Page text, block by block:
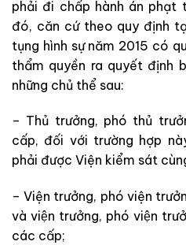
phải đi chấp hành án phạt
đó, căn cứ theo quy định
tụng hình sự năm 2015 có
thẩm quyền ra quyết định
những chủ thể sau:
– Thủ trưởng, phó thủ
cấp, đối với trường hợp
phải được Viện kiểm sát
– Viện trưởng, phó viện
và viện trưởng, phó viện
các cấp;